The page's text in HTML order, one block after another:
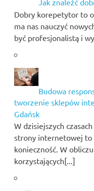
Jak znaleźć
Dobry korepetytor to
ma nas nauczyć
być profesjonalistą i
Budowa
tworzenie sklepów
Gdańsk
W dzisiejszych
strony internetowej to
konieczność. W
korzystających[...]